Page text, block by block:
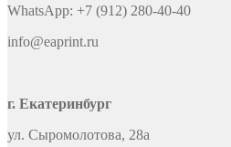
WhatsApp: +7 (912) 280-40-40
info@eaprint.ru
г. Екатеринбург
ул. Сыромолотова, 28а